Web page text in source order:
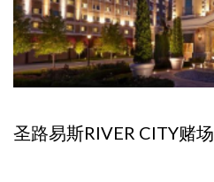
圣路易斯RIVER CITY赌场